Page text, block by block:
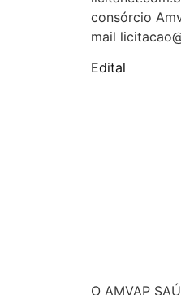
consórcio
mail
Edital
O AMVAP